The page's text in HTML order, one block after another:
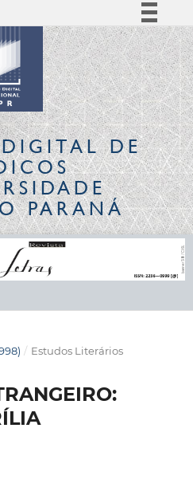
Simplifique!
Comunica BR
Participe
Acesso à informação
Legislação
CanaisDE
PARANÁ
/ Estudos Literários